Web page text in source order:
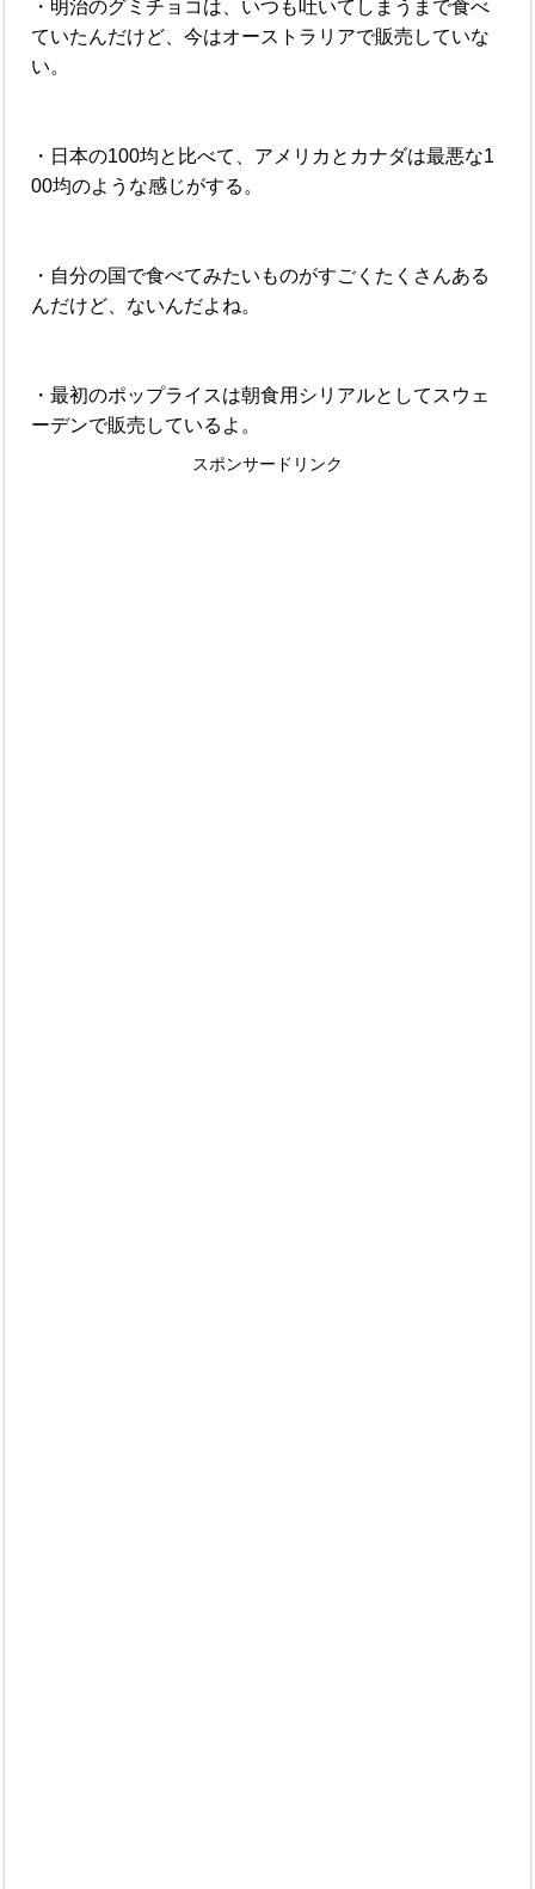
・明治のグミチョコは、いつも吐いてしまうまで食べ
ていたんだけど、今はオーストラリアで販売していな
い。
・日本の100均と比べて、アメリカとカナダは最悪な1
00均のような感じがする。
・自分の国で食べてみたいものがすごくたくさんある
んだけど、ないんだよね。
・最初のポップライスは朝食用シリアルとしてスウェ
ーデンで販売しているよ。
スポンサードリンク